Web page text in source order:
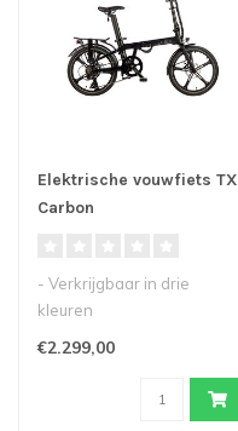
Elektrische vouwfiets TX
Carbon
- Verkrijgbaar in drie
kleuren
€2.299,00